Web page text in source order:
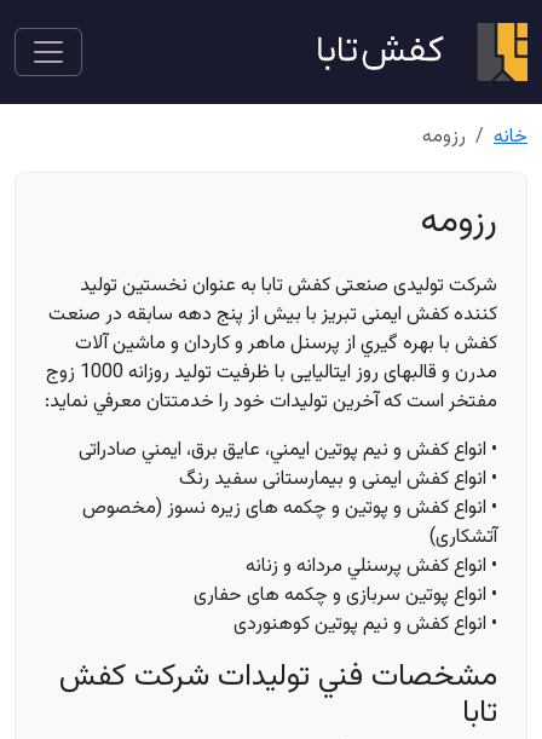
خانه رزومه
رزومه
شرکت تولیدی صنعتی كفش تابا به عنوان نخستین تولید
کننده کفش ایمنی تبریز با بیش از پنج دهه سابقه در صنعت
کفش با بهره گيري از پرسنل ماهر و كاردان و ماشين آلات
مدرن و قالبهای روز ایتالیایی با ظرفیت تولید روزانه 1000 زوج
مفتخر است كه آخرين توليدات خود را خدمتتان معرفي نمايد:
• انواع كفش و نيم پوتين ايمني، عايق برق، ايمني صادراتی
• انواع کفش ایمنی و بیمارستانی سفید رنگ
• انواع کفش و پوتین و چکمه های زیره نسوز (مخصوص
آتشکاری)
• انواع كفش پرسنلي مردانه و زنانه
• انواع پوتین سربازی و چکمه های حفاری
• انواع كفش و نیم پوتین کوهنوردی
مشخصات فني توليدات شركت كفش
تابا